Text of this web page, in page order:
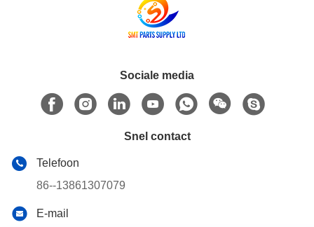
Sociale media
Snel contact
Telefoon
86--13861307079
E-mail